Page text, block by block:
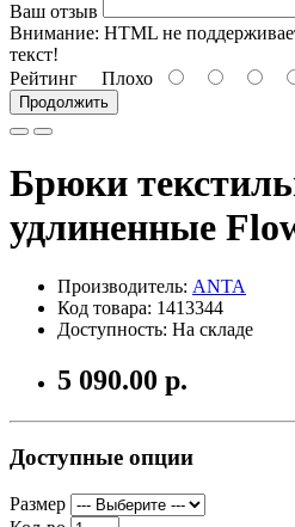
Ваш отзыв
Внимание: HTML не
текст!
Рейтинг Плохо
Продолжить
Брюки
удлиненные
Производитель: ANTA
Код товара: 1413344
Доступность: На складе
5 090.00 р.
Доступные опции
Размер